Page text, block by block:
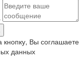
Вы
данных